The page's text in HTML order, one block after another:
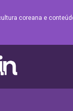
coreana e